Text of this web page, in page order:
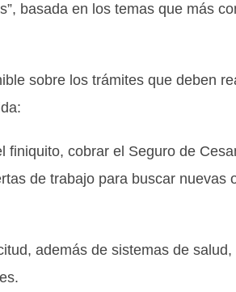
basada en los temas que más
sobre los trámites que deben
cobrar el Seguro de
de trabajo para buscar nuevas
además de sistemas de